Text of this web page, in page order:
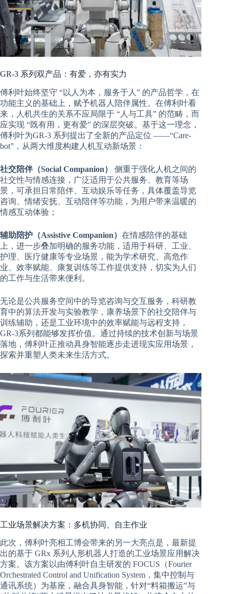
GR-3 系列双产品：有爱，亦有实力
傅利叶始终坚守 “以人为本，服务于人” 的产品哲学，在
功能主义的基础上，赋予机器人陪伴属性。在傅利叶看
来，人机共生的关系不应局限于 “人与工具” 的范畴，而
应实现 “既有用，更有爱” 的深层突破。基于这一理念，
傅利叶为GR-3 系列提出了全新的产品定位 ——“Care-
bot”，从两大维度构建人机互动新场景：
社交陪伴（Social Companion） 侧重于强化人机之间的
社交性与情感连接，广泛适用于公共服务、教育等场
景，可承担日常陪伴、互动娱乐等任务，具体覆盖导览
咨询、情绪安抚、互动陪伴等功能，为用户带来温暖的
情感互动体验；
辅助陪护（Assistive Companion） 在情感陪伴的基础
上，进一步叠加明确的服务功能，适用于科研、工业、
护理、医疗健康等专业场景，能为学术研究、高危作
业、效率赋能、康复训练等工作提供支持，切实为人们
的工作与生活带来便利。
无论是公共服务空间中的导览咨询与交互服务，科研教
育中的算法开发与实验教学，康养场景下的社交陪伴与
训练辅助，还是工业环境中的效率赋能与远程支持，
GR-3系列都能够发挥价值。通过持续的技术创新与场景
落地，傅利叶正推动具身智能逐步走进现实应用场景，
探索并重塑人类未来生活方式。
工业场景解决方案：多机协同、自主作业
此次，傅利叶亮相工博会带来的另一大亮点是，最新提
出的基于 GRx 系列人形机器人打造的工业场景应用解决
方案。该方案以由傅利叶自主研发的 FOCUS（Fourier
Orchestrated Control and Unification System，集中控制与
通讯系统）为基座，融合具身智能，针对“料箱搬运”与